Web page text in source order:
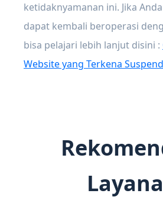
ketidaknyamanan ini. Jika
dapat kembali beroperasi
bisa pelajari lebih lanjut disini :
Website yang Terkena Suspend